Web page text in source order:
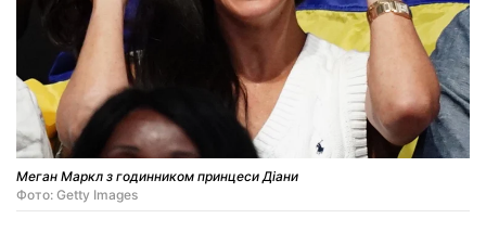
Меган Маркл з годинником принцеси Діани
Фото: Getty Images